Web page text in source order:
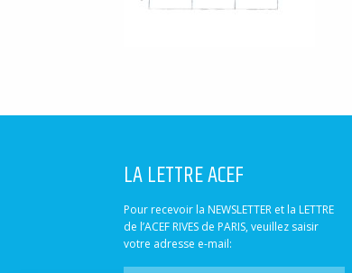
LA LETTRE ACEF
Pour recevoir la NEWSLETTER et la LETTRE
de l’ACEF RIVES de PARIS, veuillez saisir
votre adresse e-mail: